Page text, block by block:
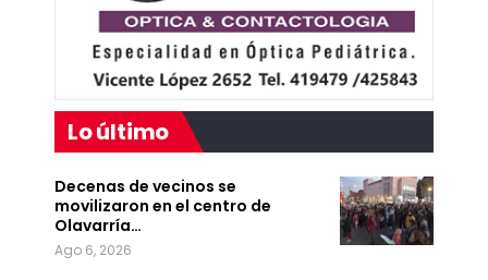
Lo último
Decenas de vecinos se
movilizaron en el centro de
Olavarría…
Ago 6, 2026